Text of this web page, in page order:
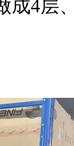
成4层